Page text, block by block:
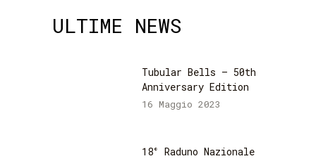
ULTIME NEWS
Tubular Bells – 50th
Anniversary Edition
16 Maggio 2023
18° Raduno Nazionale